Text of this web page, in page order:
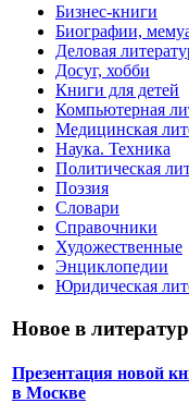
Бизнес-книги
Биографии,
Деловая
Досуг, хобби
Книги для детей
Компьютерная
Медицинская
Наука. Техника
Политическая
Поэзия
Словари
Справочники
Художественные
Энциклопедии
Юридическая
Новое в
Презентация новой
в Москве